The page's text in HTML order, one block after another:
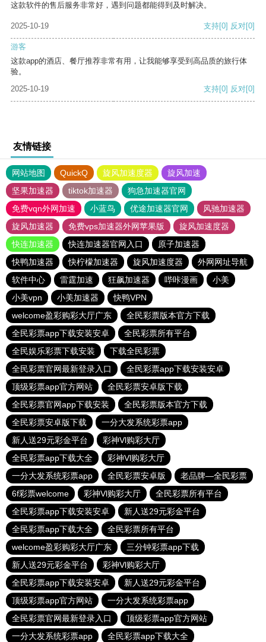
这款软件的售后服务非常好，遇到问题都能得到及时解决。
2025-10-19 支持[0] 反对[0]
游客
这款app的酒店、餐厅推荐非常有用，让我能够享受到高品质的旅行体
验。
2025-10-19
支持[0] 反对[0]
友情链接
网站地图 QuickQ 旋风加速度器
旋风加速
坚果加速器
tiktok加速器
狗急加速器官网
免费vqn外网加速
小蓝鸟 优途加速器官网
风驰加速器
旋风加速器
免费vps加速器外网苹果版
旋风加速度器
快连加速器
快连加速器官网入口
原子加速器
快鸭加速器
快柠檬加速器 旋风加速度器
外网网址导航
软件中心
雷霆加速 狂飙加速器 哔咔漫画
小美
小美vpn
小美加速器
快鸭VPN
welcome盈彩购彩大厅广东
全民彩票版本官方下载
全民彩票app下载安装安卓
全民彩票所有平台
全民娱乐彩票下载安装
下载全民彩票
全民彩票官网最新登录入口
全民彩票app下载安装安卓
顶级彩票app官方网站
全民彩票安卓版下载
全民彩票官网app下载安装
全民彩票版本官方下载
全民彩票安卓版下载
一分大发系统彩票app
新人送29元彩金平台
彩神Vl购彩大厅
全民彩票app下载大全
彩神Vl购彩大厅
一分大发系统彩票app
全民彩票安卓版
老品牌—全民彩票
6f彩票welcome
彩神Vl购彩大厅
全民彩票所有平台
全民彩票app下载安装安卓
新人送29元彩金平台
全民彩票app下载大全
全民彩票所有平台
welcome盈彩购彩大厅广东
三分钟彩票app下载
新人送29元彩金平台
彩神Vl购彩大厅
全民彩票app下载安装安卓
新人送29元彩金平台
顶级彩票app官方网站
一分大发系统彩票app
全民彩票官网最新登录入口
顶级彩票app官方网站
一分大发系统彩票app
全民彩票app下载大全